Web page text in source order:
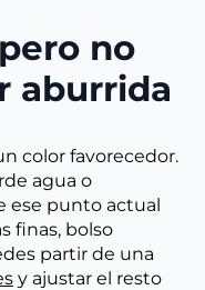
no
aburrida
color favorecedor.
agua o
ese punto actual
finas, bolso
partir de una
y ajustar el resto